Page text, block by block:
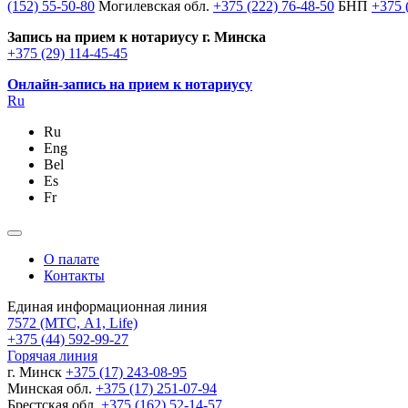
(152) 55-50-80 Могилевская обл. +375 (222) 76-48-50 БНП +375
Запись на прием к нотариусу г. Минска
+375 (29) 114-45-45
Онлайн-запись на прием к нотариусу
Ru
Ru
Eng
Bel
Es
Fr
О палате
Контакты
Единая информационная линия
7572 (МТС, A1, Life)
+375 (44) 592-99-27
Горячая линия
г. Минск +375 (17) 243-08-95
Минская обл. +375 (17) 251-07-94
Брестская обл. +375 (162) 52-14-57